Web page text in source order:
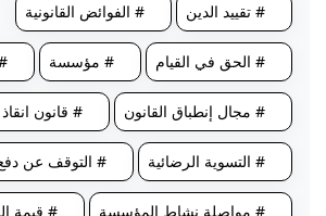
# تقييد الدين # الفوائض القانونية
# الحق في القيام # مؤسسة
# مجال إنطباق القانون # قانون
# التسوية الرضائية # التوقف عن
# مواصلة نشاط المؤسسة # قيمة